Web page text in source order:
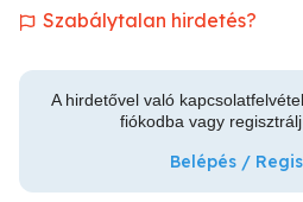
Szabálytalan hirdetés?
A hirdetővel való
fiókodba vagy
Belépés /